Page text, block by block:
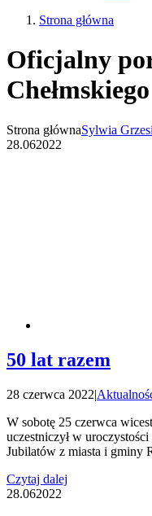
Strona główna
Oficjalny
Chełmskiego
Strona głównaSylwia
28.062022
50 lat razem
28 czerwca 2022|
W sobotę 25 czerwca
uczestniczył w
Jubilatów z miasta i gminy
Czytaj dalej
28.062022